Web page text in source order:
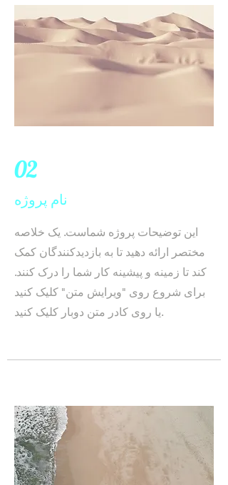
02
نام پروژه
این توضیحات پروژه شماست. یک خلاصه
مختصر ارائه دهید تا به بازدیدکنندگان کمک
کند تا زمینه و پیشینه کار شما را درک کنند.
برای شروع روی "ویرایش متن" کلیک کنید
یا روی کادر متن دوبار کلیک کنید.